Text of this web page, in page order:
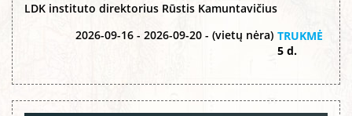
LDK instituto direktorius Rūstis Kamuntavičius
2026-09-16 - 2026-09-20 - (vietų nėra) TRUKMĖ
5 d.